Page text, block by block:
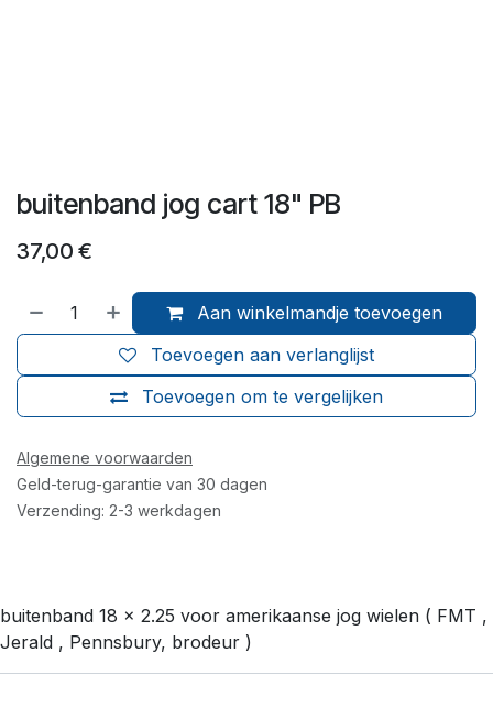
buitenband jog cart 18" PB
37,00 €
Aan winkelmandje toevoegen
Toevoegen om te vergelijken
Toevoegen aan verlanglijst
Algemene voorwaarden
Geld-terug-garantie van 30 dagen
Verzending: 2-3 werkdagen
buitenband 18 x 2.25 voor amerikaanse jog wielen ( FMT ,
Jerald , Pennsbury, brodeur )